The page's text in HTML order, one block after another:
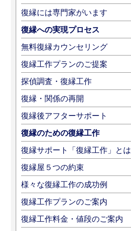
復縁には専門家がいます
復縁への実現プロセス
無料復縁カウンセリング
復縁工作プランのご提案
探偵調査・復縁工作
復縁・関係の再開
復縁後アフターサポート
復縁のための復縁工作
復縁サポート「復縁工作」とは
復縁屋５つの約束
様々な復縁工作の成功例
復縁工作プランのご案内
復縁工作料金・値段のご案内